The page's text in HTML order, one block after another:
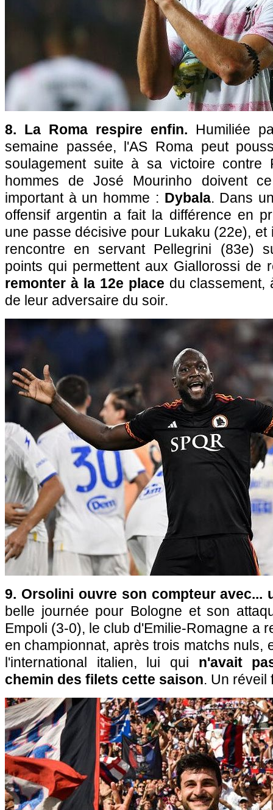
8. La Roma respire enfin. Humiliée
semaine passée, l'AS Roma peut
soulagement suite à sa victoire contre
hommes de José Mourinho doivent
important à un homme : Dybala. Dans
offensif argentin a fait la différence en
une passe décisive pour Lukaku (22e), et
rencontre en servant Pellegrini (83e)
points qui permettent aux Giallorossi de
remonter à la 12e place du classement,
de leur adversaire du soir.
9. Orsolini ouvre son compteur
belle journée pour Bologne et son
Empoli (3-0), le club d'Emilie-Romagne a
en championnat, après trois matchs nuls,
l'international italien, lui qui n'avait
chemin des filets cette saison. Un